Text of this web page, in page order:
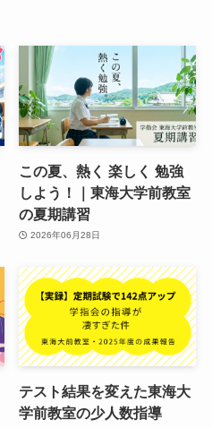
この夏、熱く 楽しく 勉強
しよう！｜東海大学前教室
の夏期講習
2026年06月28日
テスト結果を変えた東海大
学前教室の少人数指導